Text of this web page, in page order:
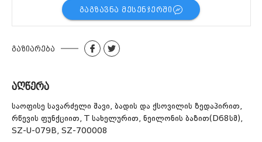
ᲒᲐᲒᲖᲐᲕᲜᲐ ᲛᲔᲡᲔᲜᲯᲔᲠᲨᲘ
გაზიარება
აღწერა
საოფისე სავარძელი შავი, ბადის და ქსოვილის ზედაპირით,
რწევის ფუნქციით, T სახელურით, ნეილონის ბაზით(D68სმ),
SZ-U-079B, SZ-700008